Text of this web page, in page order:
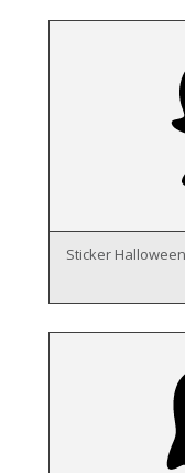
Sticker